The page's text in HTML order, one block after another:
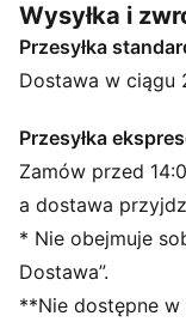
Poczuj ducha
CECHY +
RE:FIBRE: Odzież
pochodzącego z
innych zużytych
SZCZEGÓŁY
Standardowy krój
Trykot
Standardowa
Stójka
Wysyłka i
Przesyłka
Dostawa w ciągu
Przesyłka
Zamów przed
a dostawa
* Nie obejmuje
Dostawa”.
**Nie dostępne